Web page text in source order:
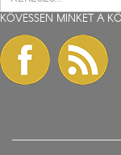
KÖVESSEN MINKET A